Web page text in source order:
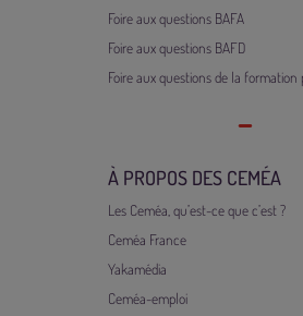
Foire aux questions BAFA
Foire aux questions BAFD
Foire aux questions de la
À PROPOS DES CEMÉA
Les Ceméa, qu’est-ce que c’est ?
Ceméa France
Yakamédia
Ceméa-emploi